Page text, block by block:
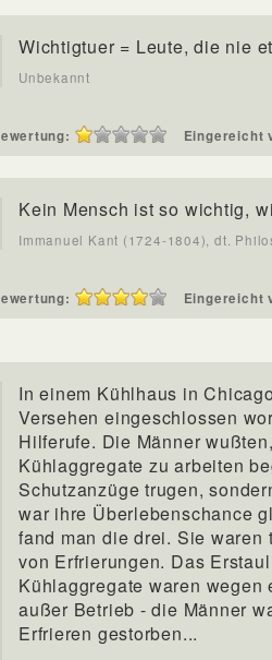
Wichtigtuer = Leute, die nie
Unbekannt
Eingereicht
Kein Mensch ist so wichtig,
Immanuel Kant (1724-1804), dt.
Eingereicht
In einem Kühlhaus in
Versehen eingeschlossen
Hilferufe. Die Männer
Kühlaggregate zu arbeiten
Schutzanzüge trugen,
war ihre Überlebenschance
fand man die drei. Sie
von Erfrierungen. Das
Kühlaggregate waren wegen
außer Betrieb - die Männer
Erfrieren gestorben...